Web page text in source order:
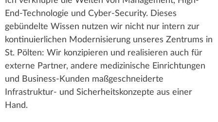
End-Technologie und Cyber-Security. Dieses
gebündelte Wissen nutzen wir nicht nur intern zur
kontinuierlichen Modernisierung unseres Zentrums in
St. Pölten: Wir konzipieren und realisieren auch für
externe Partner, andere medizinische Einrichtungen
und Business-Kunden maßgeschneiderte
Infrastruktur- und Sicherheitskonzepte aus einer
Hand.